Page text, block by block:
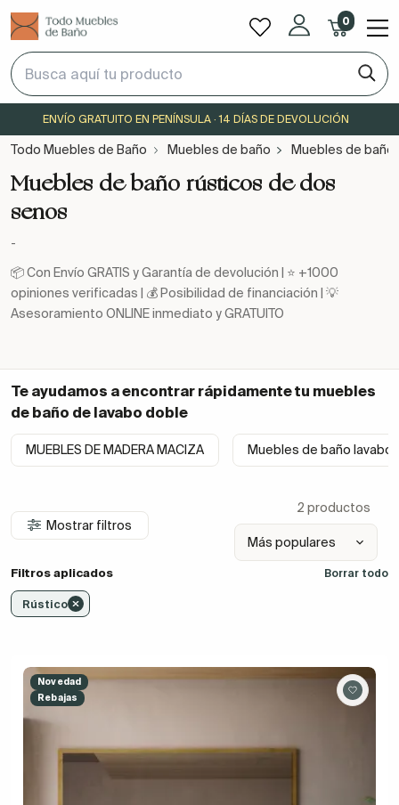
0
ENVÍO GRATUITO EN PENÍNSULA · 14 DÍAS DE DEVOLUCIÓN
Todo Muebles de Baño Muebles de baño Muebles de
Muebles de baño rústicos de dos
senos
-
📦 Con Envío GRATIS y Garantía de devolución | ⭐ +1000
opiniones verificadas | 💰 Posibilidad de financiación | 💡
Asesoramiento ONLINE inmediato y GRATUITO
Te ayudamos a encontrar rápidamente tu muebles
de baño de lavabo doble
MUEBLES DE MADERA MACIZA Muebles de baño lavabo
Mostrar filtros
2 productos
Filtros aplicados Borrar todo
Rústico
Novedad
Rebajas